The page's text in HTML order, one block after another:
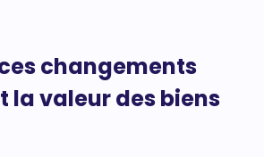
changements
la valeur des biens